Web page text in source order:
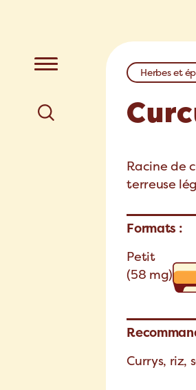
Herbes et
Racine de
terreuse
Formats :
Petit
(58 mg)
Currys, riz,